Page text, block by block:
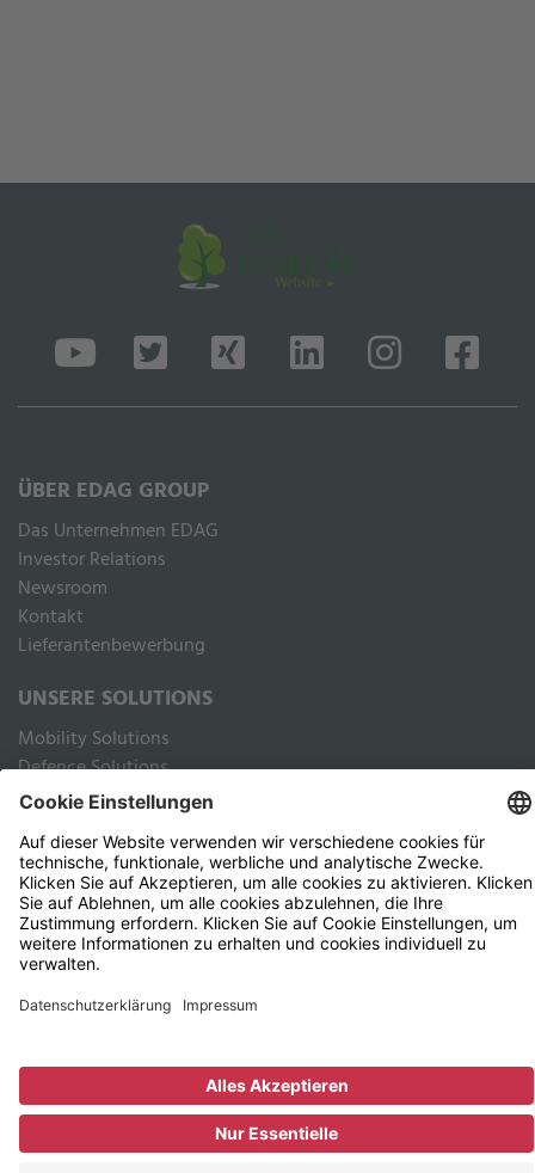
ÜBER EDAG GROUP
Das Unternehmen EDAG
Inves­tor Rela­ti­ons
Newsroom
Kontakt
Lieferantenbewerbung
UNSERE SOLUTIONS
Mobility Solutions
Defence Solutions
Industry Solutions
RECHTLICHES
Impressum
Datenschutz Webseite
Datenschutz Kunden und Geschäftspartner
Nutzungsbedingungen